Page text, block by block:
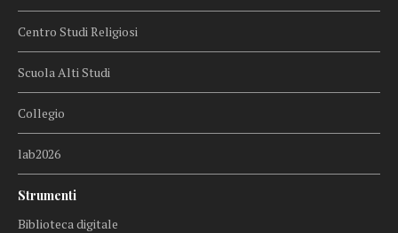
Centro Studi Religiosi
Scuola Alti Studi
Collegio
lab2026
Strumenti
Biblioteca digitale